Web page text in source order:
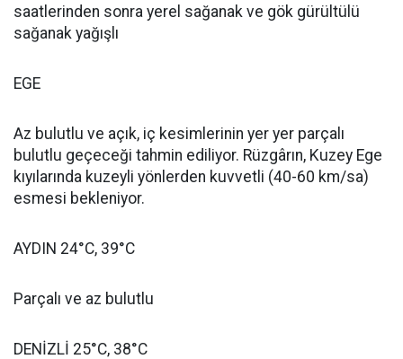
saatlerinden sonra yerel sağanak ve gök gürültülü
sağanak yağışlı
EGE
Az bulutlu ve açık, iç kesimlerinin yer yer parçalı
bulutlu geçeceği tahmin ediliyor. Rüzgârın, Kuzey Ege
kıyılarında kuzeyli yönlerden kuvvetli (40-60 km/sa)
esmesi bekleniyor.
AYDIN 24°C, 39°C
Parçalı ve az bulutlu
DENİZLİ 25°C, 38°C